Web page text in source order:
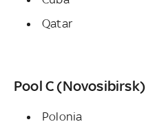
Qatar
Pool C (Novosibirsk)
Polonia